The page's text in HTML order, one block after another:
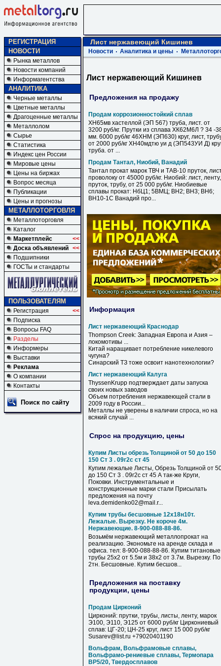
РЕГИСТРАЦИЯ
НОВОСТИ
Рынка металлов
Новости компаний
Информагентства
АНАЛИТИКА
Черные металлы
Цветные металлы
Драгоценные металлы
Металлолом
Сырье
Статистика
Индекс цен России
Мировые цены
Цены на биржах
Вопрос месяца
Публикации
Цены и прогнозы
МЕТАЛЛОТОРГОВЛЯ
Металлоторговля
Каталог
Маркетплейс
<<
Доска объявлений <<
Подшипники
ГОСТы и стандарты
ПОЛЬЗОВАТЕЛЯМ
Регистрация
<<
Подписка
Вопросы FAQ
Разделы
Информеры
Выставки
Реклама
О компании
Контакты
Поиск по сайту
Лист нержавеющий Кишинев
Новости Аналитика и цены
Лист нержавеющий Кишинев
Предложения на продажу
Продам коррозионностойкий сплав
ХН65мв хастеллой (ЭП 567) труба, лист. от
3200 руб/кг. Прутки из сплава ХК62М6Л ? 34 -
мм. 6000 руб/кг 46ХНМ (ЭП630) круг, лист,
от 2000 руб/кг ХН40мдтю уи д (ЭП543УИ Д)
труба. от ...
Продам Тантал, Ниобий, Ванадий
Тантал прокат марок ТВЧ и ТАВ-10 пруток,
проволоку от 45000 руб/кг. Ниобий: лист, ленту,
пруток, трубу, от 25 000 руб/кг. Ниобиевые
сплавы прокат: НбЦ1; 5ВМЦ; ВН2; ВН3; ВН6;
ВН10-1С Ванадий про...
Информация
Лист нержавеющий Краснодар
Thompson Creek: Западная Европа и Азия –
локомотивы ...
Китай наращивает потребление никелевого
чугуна?
Синарский ТЗ тоже освоит нанотехнологии?
Лист нержавеющий Калуга
ThyssenKrupp подтверждает даты запуска
своих новых заводов
Объем потребления нержавеющей стали в
2009 году в России...
Металлы не уверены в наличии спроса, но на
всякий случай ...
Спрос на продукцию, цены
Купим Листы обрезь Толщиной от 50 до 150
150 Ст 3 . 09г2с ст 45
Купим лежалые Листы, Обрезь Толщиной от
до 150 Ст 3 . 09г2с ст 45 А так-же Круги,
Поковки. Инструментальные и
конструкционные марки стали Присылать
предложения на почту
leva.demidenko02@mail.r...
Купим трубы бесшовные 12х18н10т.
Лежалые. Вырезку. Не короче 4м.
Нержавеющие. 8-900-088-88-86.
Возьмём нержавеющий металлопрокат на
реализацию. Экономьте на аренде склада и
офиса. тел: 8-900-088-88-86. Купим титановые
трубы 25х2 от 5.5м и 38х2 от 3.7м. Вырезку. По
2тн. Бесшовные. Купим бесшов...
Предложения на поставку
продукции, цены
Продам Цирконий
Цирконий: прутки, трубы, листы, ленту, марок
Э100, Э110, Э125 от 6000 руб/кг Циркониевый
сплав: ЦГ-20; ЦН-25 круг, лист 15 000 руб/кг
Susarev@list.ru +79020401190
Вольфрам, Вольфрамовые сплавы,
Вольфрамо-рениевые сплавы, Термопара
ВР5/20, Твердосплавов